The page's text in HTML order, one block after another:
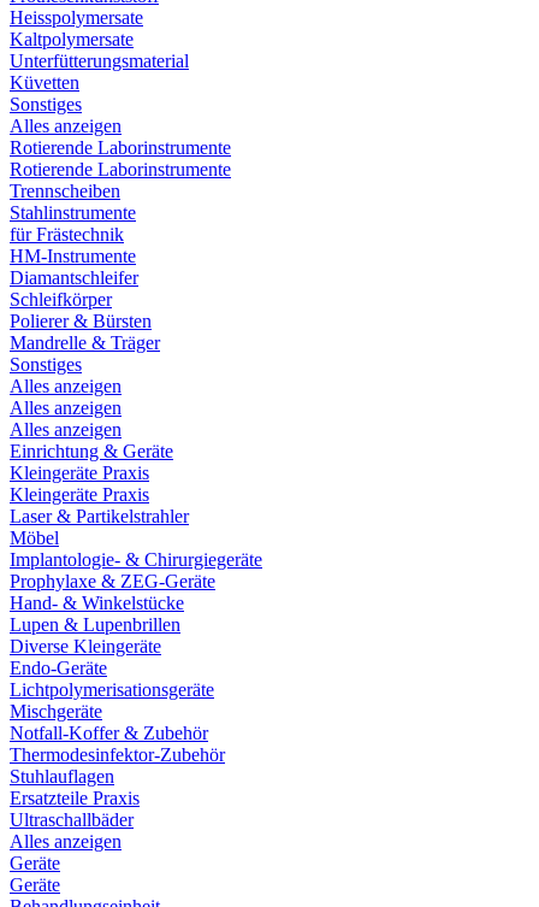
Heisspolymersate
Kaltpolymersate
Unterfütterungsmaterial
Küvetten
Sonstiges
Alles anzeigen
Rotierende Laborinstrumente
Rotierende Laborinstrumente
Trennscheiben
Stahlinstrumente
für Frästechnik
HM-Instrumente
Diamantschleifer
Schleifkörper
Polierer & Bürsten
Mandrelle & Träger
Sonstiges
Alles anzeigen
Alles anzeigen
Alles anzeigen
Einrichtung & Geräte
Kleingeräte Praxis
Kleingeräte Praxis
Laser & Partikelstrahler
Möbel
Implantologie- & Chirurgiegeräte
Prophylaxe & ZEG-Geräte
Hand- & Winkelstücke
Lupen & Lupenbrillen
Diverse Kleingeräte
Endo-Geräte
Lichtpolymerisationsgeräte
Mischgeräte
Notfall-Koffer & Zubehör
Thermodesinfektor-Zubehör
Stuhlauflagen
Ersatzteile Praxis
Ultraschallbäder
Alles anzeigen
Geräte
Geräte